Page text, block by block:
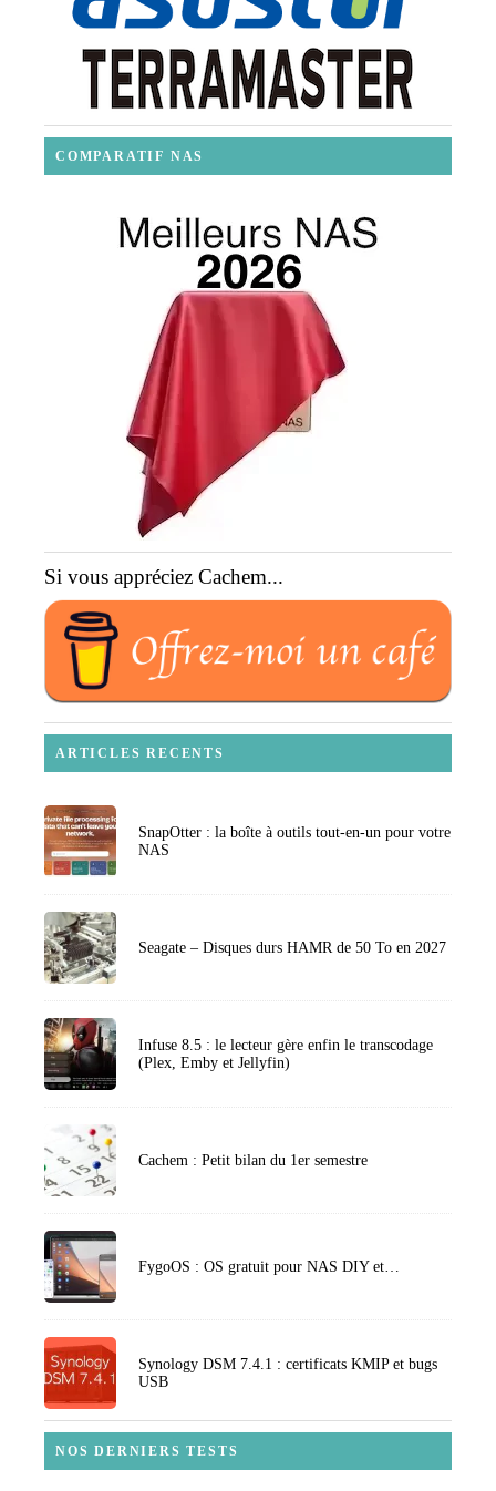
COMPARATIF NAS
Si vous appréciez Cachem...
ARTICLES RECENTS
SnapOtter : la boîte à outils tout-en-un pour votre
NAS
Seagate – Disques durs HAMR de 50 To en 2027
Infuse 8.5 : le lecteur gère enfin le transcodage
(Plex, Emby et Jellyfin)
Cachem : Petit bilan du 1er semestre
FygoOS : OS gratuit pour NAS DIY et…
Synology DSM 7.4.1 : certificats KMIP et bugs
USB
NOS DERNIERS TESTS